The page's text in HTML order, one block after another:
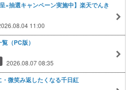
×抽選キャンペーン実施中】楽天でんき
11:00
（PC版）
2026.08.07 08:35
微笑み返したくなる千日紅